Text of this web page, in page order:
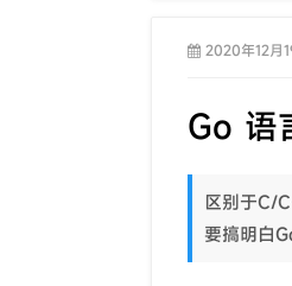
2020年12月
Go 语
区别于C/
要搞明白